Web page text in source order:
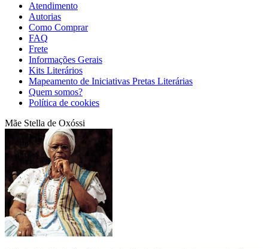
Atendimento
Autorias
Como Comprar
FAQ
Frete
Informações Gerais
Kits Literários
Mapeamento de Iniciativas Pretas Literárias
Quem somos?
Política de cookies
Mãe Stella de Oxóssi